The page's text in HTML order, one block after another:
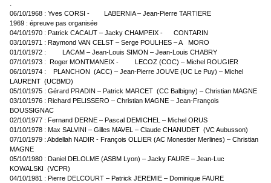
.
06/10/1968 : Yves CORSI - LABERNIA – Jean-Pierre TARTIERE
1969 : épreuve pas organisée
04/10/1970 : Patrick CACAUT – Jacky CHAMPEIX - CONTARIN
03/10/1971 : Raymond VAN CELST – Serge POULHES – A MORO
01/10/1972 : LACAM – Jean-Louis SIMON – Jean-Louis CHABRY
07/10/1973 : Roger MONTMANEIX - LECOZ (COC) – Michel ROUGIER
06/10/1974 : PLANCHON (ACC) – Jean-Pierre JOUVE (UC Le Puy) – Michel
LAURENT (UCBMD)
05/10/1975 : Gérard PRADIN – Patrick MARCET (CC Balbigny) – Christian MAGNE
03/10/1976 : Richard PELISSERO – Christian MAGNE – Jean-François
BOUSSIGNAC
02/10/1977 : Fernand DERNE – Pascal DEMICHEL – Michel ORUS
01/10/1978 : Max SALVINI – Gilles MAVEL – Claude CHANUDET (VC Aubusson)
07/10/1979 : Abdellah NADIR - François OLLIER (AC Monestier Merlines) – Christian
MAGNE
05/10/1980 : Daniel DELOLME (ASBM Lyon) – Jacky FAURE – Jean-Luc
KOWALSKI (VCPR)
04/10/1981 : Pierre DELCOURT – Patrick JEREMIE – Dominique FAURE